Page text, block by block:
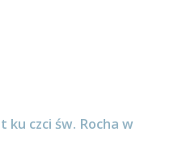
ku czci św. Rocha w